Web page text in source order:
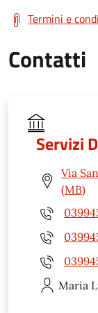
Termini e
Contatti
Servizi
Via
(MB)
Maria